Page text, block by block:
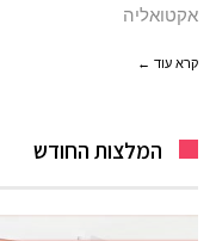
אקטואליה
קרא עוד ←
המלצות החודש